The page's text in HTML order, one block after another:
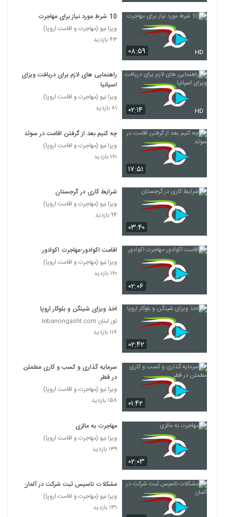
۰۸:۵۹ HD
10 شرط مورد نیاز برای مهاجرت
ویزا نیو (مهاجرت و اقامت اروپا)
۴۳ بازدید
۰۲:۱۴ HD
راهنمایی های لازم برای دریافت ویزای
اسپانیا
ویزا نیو (مهاجرت و اقامت اروپا)
۸۱ بازدید
۱۷:۵۱
چه کنیم بعد از گرفتن اقامت در سوئد
ویزا نیو (مهاجرت و اقامت اروپا)
۱۲۰ بازدید
۰۳:۴۰
شرایط کاری در گرجستان
ویزا نیو (مهاجرت و اقامت اروپا)
۹۴ بازدید
۰۲:۰۶
اقامت اکوادور-مهاجرت اکوادور
ویزا نیو (مهاجرت و اقامت اروپا)
۱۲۰ بازدید
۰۲:۴۲
اخذ ویزای شینگن و بلوکار اروپا
تور لبنان lebanongasht.com
۱۱۸ بازدید
۰۱:۴۲
سرمایه گذاری و کسب و کاری مطمئن
در قطر
ویزا نیو (مهاجرت و اقامت اروپا)
۱۵۸ بازدید
۰۲:۰۳
مهاجرت به مالزی
ویزا نیو (مهاجرت و اقامت اروپا)
۱۳۹ بازدید
مشکلات تاسیس ثبت شرکت در آلمان
ویزا نیو (مهاجرت و اقامت اروپا)
۱۳۱ بازدید